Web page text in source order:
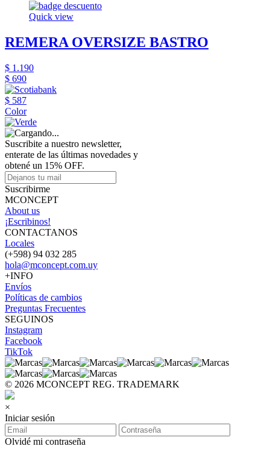
Quick view
REMERA OVERSIZE BASTRO
$ 1.190
$ 690
$ 587
Color
Suscribite a nuestro newsletter,
enterate de las últimas novedades y
obtené un 15% OFF.
Suscribirme
MCONCEPT
About us
¡Escribinos!
CONTACTANOS
Locales
(+598) 94 032 285
hola@mconcept.com.uy
+INFO
Envíos
Políticas de cambios
Preguntas Frecuentes
SEGUINOS
Instagram
Facebook
TikTok
© 2026 MCONCEPT REG. TRADEMARK
×
Iniciar sesión
Olvidé mi contraseña